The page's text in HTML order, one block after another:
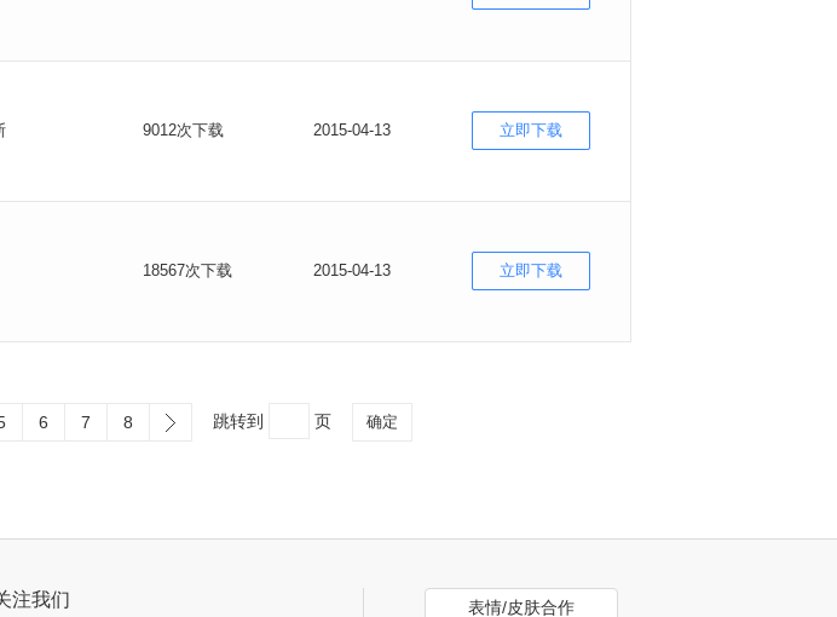
9012次下载 2015-04-13 立即下载
18567次下载 2015-04-13 立即下载
6 7 8 跳转到 页 确定
注我们 表情/皮肤合作